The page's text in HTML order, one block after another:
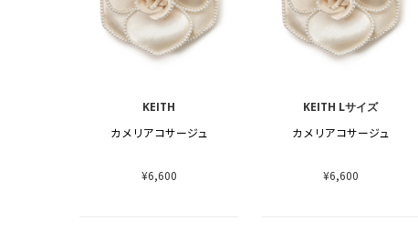
KEITH
カメリアコサージュ
¥6,600
KEITH Lサイズ
カメリアコサージュ
¥6,600